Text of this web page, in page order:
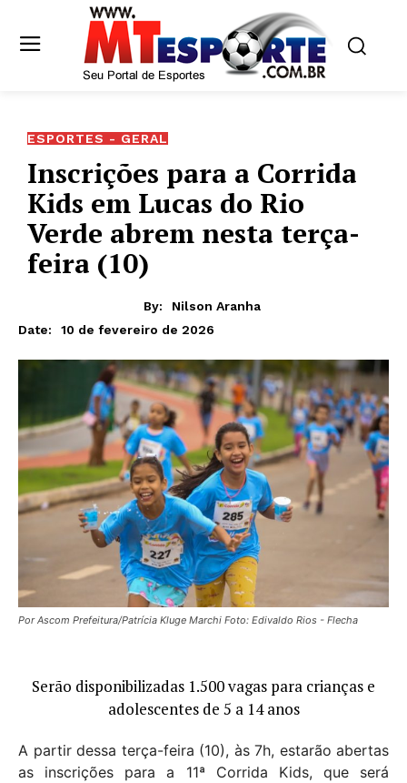
ESPORTES - GERAL
Inscrições para a Corrida
Kids em Lucas do Rio
Verde abrem nesta terça-
feira (10)
By:
Nilson Aranha
Date:
10 de fevereiro de 2026
Por Ascom Prefeitura/Patrícia Kluge Marchi Foto: Edivaldo Rios - Flecha
Serão disponibilizadas 1.500 vagas para crianças e
adolescentes de 5 a 14 anos
A partir dessa terça-feira (10), às 7h, estarão abertas
as inscrições para a 11ª Corrida Kids, que será